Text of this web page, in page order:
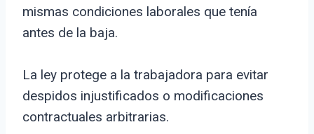
mismas condiciones laborales que tenía
antes de la baja.
La ley protege a la trabajadora para evitar
despidos injustificados o modificaciones
contractuales arbitrarias.